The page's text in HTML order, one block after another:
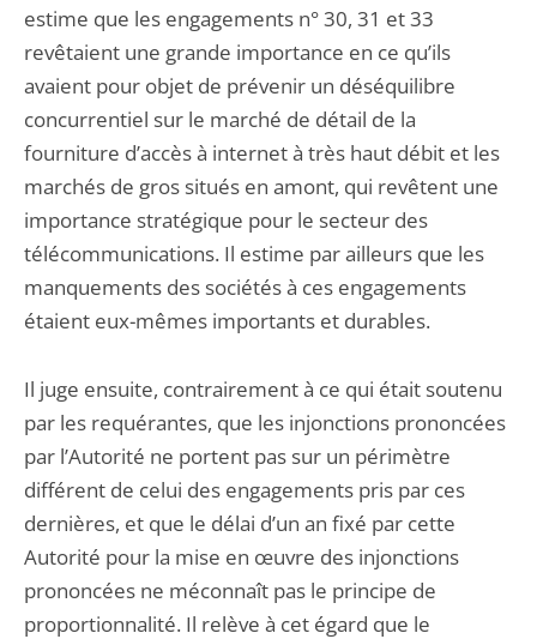
estime que les engagements n° 30, 31 et 33
revêtaient une grande importance en ce qu’ils
avaient pour objet de prévenir un déséquilibre
concurrentiel sur le marché de détail de la
fourniture d’accès à internet à très haut débit et les
marchés de gros situés en amont, qui revêtent une
importance stratégique pour le secteur des
télécommunications. Il estime par ailleurs que les
manquements des sociétés à ces engagements
étaient eux-mêmes importants et durables.
Il juge ensuite, contrairement à ce qui était soutenu
par les requérantes, que les injonctions prononcées
par l’Autorité ne portent pas sur un périmètre
différent de celui des engagements pris par ces
dernières, et que le délai d’un an fixé par cette
Autorité pour la mise en œuvre des injonctions
prononcées ne méconnaît pas le principe de
proportionnalité. Il relève à cet égard que le